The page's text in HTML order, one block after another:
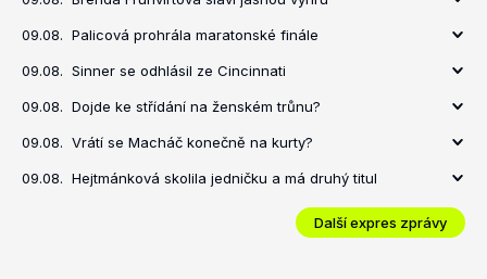
09.08. Palicová prohrála maratonské finále
09.08. Sinner se odhlásil ze Cincinnati
09.08. Dojde ke střídání na ženském trůnu?
09.08. Vrátí se Macháč konečně na kurty?
09.08. Hejtmánková skolila jedničku a má druhý titul
Další expres zprávy